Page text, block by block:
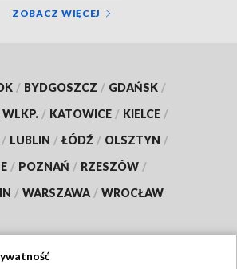
ZOBACZ WIĘCEJ
/ BYDGOSZCZ / GDAŃSK /
/ KATOWICE / KIELCE /
/ LUBLIN / ŁÓDŹ / OLSZTYN /
/ POZNAŃ / RZESZÓW /
/ WARSZAWA / WROCŁAW